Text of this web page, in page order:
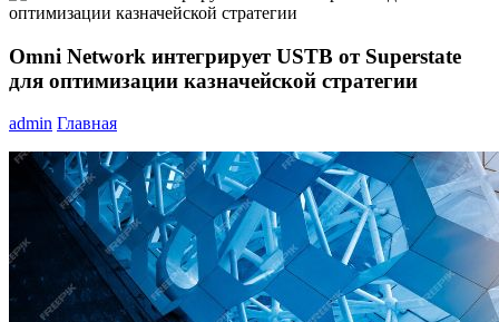
Omni Network интегрирует USTB от Superstate
для оптимизации казначейской стратегии
admin Главная